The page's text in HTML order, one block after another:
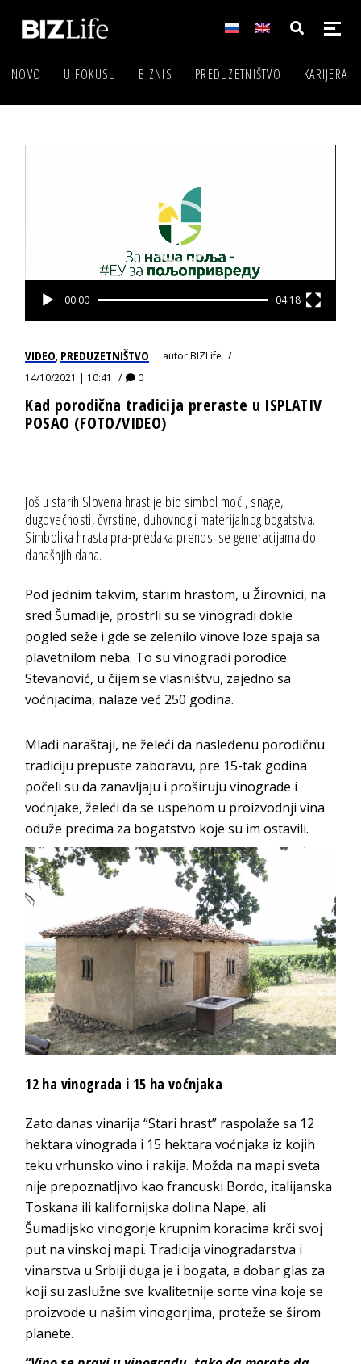
NOVO U FOKUSU BIZNIS PREDUZETNIŠTVO KARIJERA
00:00 04:18
VIDEO, PREDUZETNIŠTVO autorBIZLife
14/10/2021 | 10:41
0
Kad porodična tradicija preraste u ISPLATIV
POSAO (FOTO/VIDEO)
Još u starih Slovena hrast je bio simbol moći, snage,
dugovečnosti, čvrstine, duhovnog i materijalnog bogatstva.
Simbolika hrasta pra-predaka prenosi se generacijama do
današnjih dana.
Pod jednim takvim, starim hrastom, u Žirovnici, na
sred Šumadije, prostrli su se vinogradi dokle
pogled seže i gde se zelenilo vinove loze spaja sa
plavetnilom neba. To su vinogradi porodice
Stevanović, u čijem se vlasništvu, zajedno sa
voćnjacima, nalaze već 250 godina.
Mlađi naraštaji, ne želeći da nasleđenu porodičnu
tradiciju prepuste zaboravu, pre 15-tak godina
počeli su da zanavljaju i proširuju vinograde i
voćnjake, želeći da se uspehom u proizvodnji vina
oduže precima za bogatstvo koje su im ostavili.
12 ha vinograda i 15 ha voćnjaka
Zato danas vinarija “Stari hrast” raspolaže sa 12
hektara vinograda i 15 hektara voćnjaka iz kojih
teku vrhunsko vino i rakija. Možda na mapi sveta
nije prepoznatljivo kao francuski Bordo, italijanska
Toskana ili kalifornijska dolina Nape, ali
Šumadijsko vinogorje krupnim koracima krči svoj
put na vinskoj mapi. Tradicija vinogradarstva i
vinarstva u Srbiji duga je i bogata, a dobar glas za
koji su zaslužne sve kvalitetnije sorte vina koje se
proizvode u našim vinogorjima, proteže se širom
planete.